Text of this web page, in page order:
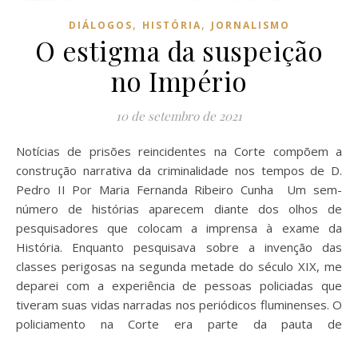
DIÁLOGOS, HISTÓRIA, JORNALISMO
O estigma da suspeição
no Império
10 de setembro de 2021
Notícias de prisões reincidentes na Corte compõem a
construção narrativa da criminalidade nos tempos de D.
Pedro II Por Maria Fernanda Ribeiro Cunha Um sem-
número de histórias aparecem diante dos olhos de
pesquisadores que colocam a imprensa à exame da
História. Enquanto pesquisava sobre a invenção das
classes perigosas na segunda metade do século XIX, me
deparei com a experiência de pessoas policiadas que
tiveram suas vidas narradas nos periódicos fluminenses. O
policiamento na Corte era parte da pauta de